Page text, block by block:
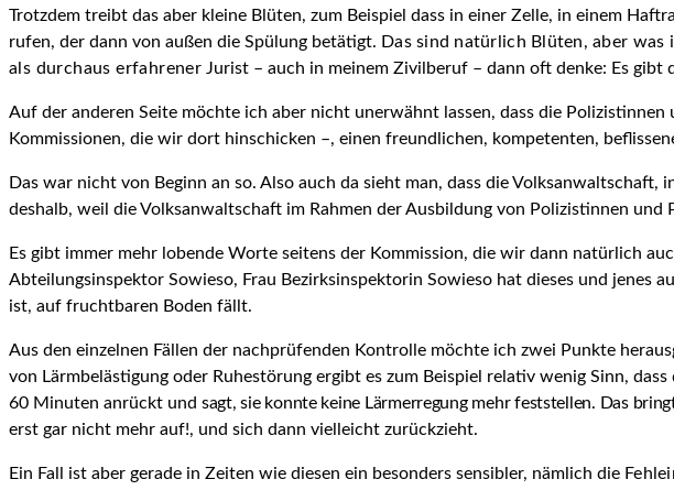
Trotzdem treibt das aber kleine Blüten, zum Beispiel dass in einer Zelle, in einem
rufen, der dann von außen die Spülung betätigt. Das sind natürlich Blüten, aber was
als durchaus erfahrener Jurist – auch in meinem Zivilberuf – dann oft denke: Es gibt
Auf der anderen Seite möchte ich aber nicht unerwähnt lassen, dass die
Kommissionen, die wir dort hinschicken –, einen freundlichen, kompetenten,
Das war nicht von Beginn an so. Also auch da sieht man, dass die
deshalb, weil die Volksanwaltschaft im Rahmen der Ausbildung von Polizistinnen
Es gibt immer mehr lobende Worte seitens der Kommission, die wir dann natür­lich
Abteilungsinspektor Sowieso, Frau Bezirksinspektorin Sowieso hat dieses und jenes
ist, auf fruchtbaren Boden fällt.
Aus den einzelnen Fällen der nachprüfenden Kontrolle möchte ich zwei Punkte
von Lärmbelästigung oder Ruhestörung ergibt es zum Beispiel relativ wenig Sinn,
60 Minuten anrückt und sagt, sie konnte keine Lärmerregung mehr feststellen. Das
erst gar nicht mehr auf!, und sich dann vielleicht zurückzieht.
Ein Fall ist aber gerade in Zeiten wie diesen ein besonders sensibler, nämlich die